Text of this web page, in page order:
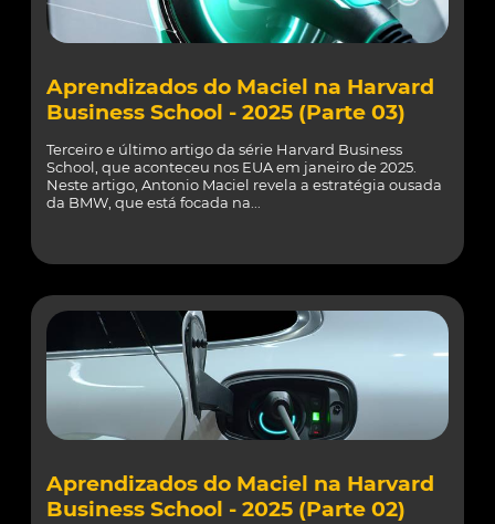
Aprendizados do Maciel na Harvard
Business School - 2025 (Parte 03)
Terceiro e último artigo da série Harvard Business
School, que aconteceu nos EUA em janeiro de 2025.
Neste artigo, Antonio Maciel revela a estratégia ousada
da BMW, que está focada na...
Aprendizados do Maciel na Harvard
Business School - 2025 (Parte 02)